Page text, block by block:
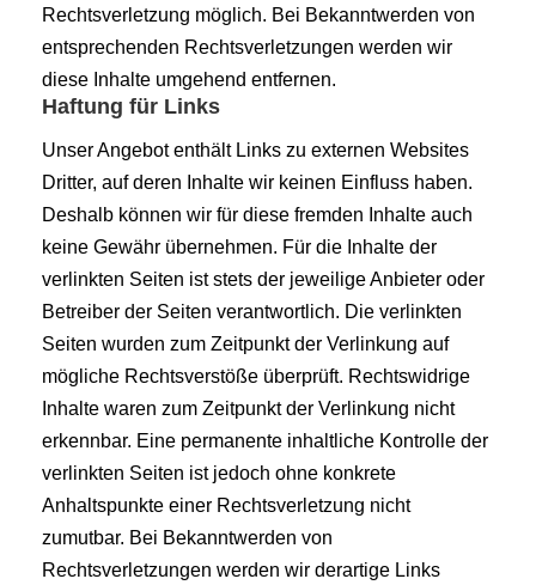
Rechtsverletzung möglich. Bei Bekanntwerden von
entsprechenden Rechtsverletzungen werden wir
diese Inhalte umgehend entfernen.
Haftung für Links
Unser Angebot enthält Links zu externen Websites
Dritter, auf deren Inhalte wir keinen Einfluss haben.
Deshalb können wir für diese fremden Inhalte auch
keine Gewähr übernehmen. Für die Inhalte der
verlinkten Seiten ist stets der jeweilige Anbieter oder
Betreiber der Seiten verantwortlich. Die verlinkten
Seiten wurden zum Zeitpunkt der Verlinkung auf
mögliche Rechtsverstöße überprüft. Rechtswidrige
Inhalte waren zum Zeitpunkt der Verlinkung nicht
erkennbar. Eine permanente inhaltliche Kontrolle der
verlinkten Seiten ist jedoch ohne konkrete
Anhaltspunkte einer Rechtsverletzung nicht
zumutbar. Bei Bekanntwerden von
Rechtsverletzungen werden wir derartige Links